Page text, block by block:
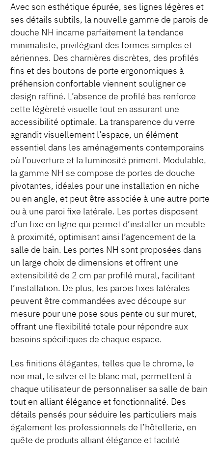
Avec son esthétique épurée, ses lignes légères et
ses détails subtils, la nouvelle gamme de parois de
douche NH incarne parfaitement la tendance
minimaliste, privilégiant des formes simples et
aériennes. Des charnières discrètes, des profilés
fins et des boutons de porte ergonomiques à
préhension confortable viennent souligner ce
design raffiné. L’absence de profilé bas renforce
cette légèreté visuelle tout en assurant une
accessibilité optimale. La transparence du verre
agrandit visuellement l’espace, un élément
essentiel dans les aménagements contemporains
où l’ouverture et la luminosité priment. Modulable,
la gamme NH se compose de portes de douche
pivotantes, idéales pour une installation en niche
ou en angle, et peut être associée à une autre porte
ou à une paroi fixe latérale. Les portes disposent
d’un fixe en ligne qui permet d’installer un meuble
à proximité, optimisant ainsi l’agencement de la
salle de bain. Les portes NH sont proposées dans
un large choix de dimensions et offrent une
extensibilité de 2 cm par profilé mural, facilitant
l’installation. De plus, les parois fixes latérales
peuvent être commandées avec découpe sur
mesure pour une pose sous pente ou sur muret,
offrant une flexibilité totale pour répondre aux
besoins spécifiques de chaque espace.
Les finitions élégantes, telles que le chrome, le
noir mat, le silver et le blanc mat, permettent à
chaque utilisateur de personnaliser sa salle de bain
tout en alliant élégance et fonctionnalité. Des
détails pensés pour séduire les particuliers mais
également les professionnels de l’hôtellerie, en
quête de produits alliant élégance et facilité